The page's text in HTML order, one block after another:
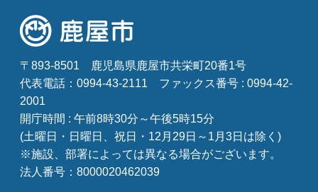
〒893-8501
鹿児島県鹿屋市共栄町20番1号
代表電話：0994-43-2111
ファックス番号 : 0994-42-
2001
開庁時間 : 午前8時30分～午後5時15分
(土曜日・日曜日、祝日・12月29日～1月3日は除く)
※施設、部署によっては異なる場合がございます。
法人番号：8000020462039